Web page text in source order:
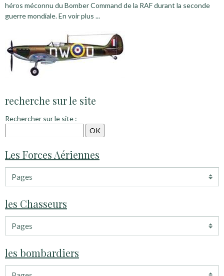
héros méconnu du Bomber Command de la RAF durant la seconde
guerre mondiale. En voir plus ...
recherche sur le site
Rechercher sur le site :
Les Forces Aériennes
les Chasseurs
les bombardiers